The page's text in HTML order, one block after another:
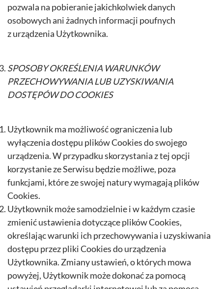
pozwala na pobieranie jakichkolwiek danych
osobowych ani żadnych informacji poufnych
z urządzenia Użytkownika.
SPOSOBY OKREŚLENIA WARUNKÓW
PRZECHOWYWANIA LUB UZYSKIWANIA
DOSTĘPÓW DO COOKIES
Użytkownik ma możliwość ograniczenia lub
wyłączenia dostępu plików Cookies do swojego
urządzenia. W przypadku skorzystania z tej opcji
korzystanie ze Serwisu będzie możliwe, poza
funkcjami, które ze swojej natury wymagają plików
Cookies.
Użytkownik może samodzielnie i w każdym czasie
zmienić ustawienia dotyczące plików Cookies,
określając warunki ich przechowywania i uzyskiwania
dostępu przez pliki Cookies do urządzenia
Użytkownika. Zmiany ustawień, o których mowa
powyżej, Użytkownik może dokonać za pomocą